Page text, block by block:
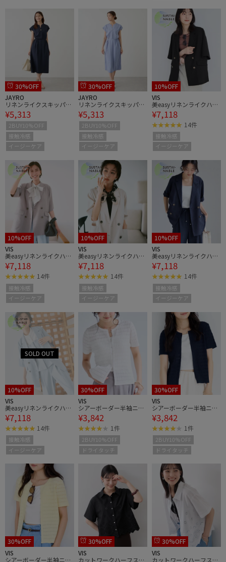
30%OFF
JAYRO
リネンライクスキッパー
ワンピース
¥5,313
2BUY10%OFF
接触冷感
イージーケア
30%OFF
JAYRO
リネンライクスキッパー
ワンピース
¥5,313
2BUY10%OFF
接触冷感
イージーケア
10%OFF
VIS
美easyリネンライクハー
フスリーブダブルジャケ
ット/接触冷感・セット
アップ対応
¥7,118
14件
接触冷感
イージーケア
10%OFF
VIS
美easyリネンライクハー
フスリーブダブルジャケ
ット/接触冷感・セット
アップ対応
¥7,118
14件
接触冷感
イージーケア
10%OFF
VIS
美easyリネンライクハー
フスリーブダブルジャケ
ット/接触冷感・セット
アップ対応
¥7,118
14件
接触冷感
イージーケア
10%OFF
VIS
美easyリネンライクハー
フスリーブダブルジャケ
ット/接触冷感・セット
アップ対応
¥7,118
14件
接触冷感
イージーケア
10%OFF
VIS
美easyリネンライクハー
フスリーブダブルジャケ
ット/接触冷感・セット
アップ対応
¥7,118
14件
接触冷感
イージーケア
30%OFF
VIS
シアーボーダー半袖ニッ
トカーディガン
¥3,842
1件
2BUY10%OFF
ドライタッチ
30%OFF
VIS
シアーボーダー半袖ニッ
トカーディガン
¥3,842
1件
2BUY10%OFF
ドライタッチ
30%OFF
VIS
シアーボーダー半袖ニッ
30%OFF
VIS
カットワークハーフスリ
30%OFF
VIS
カットワークハーフスリ